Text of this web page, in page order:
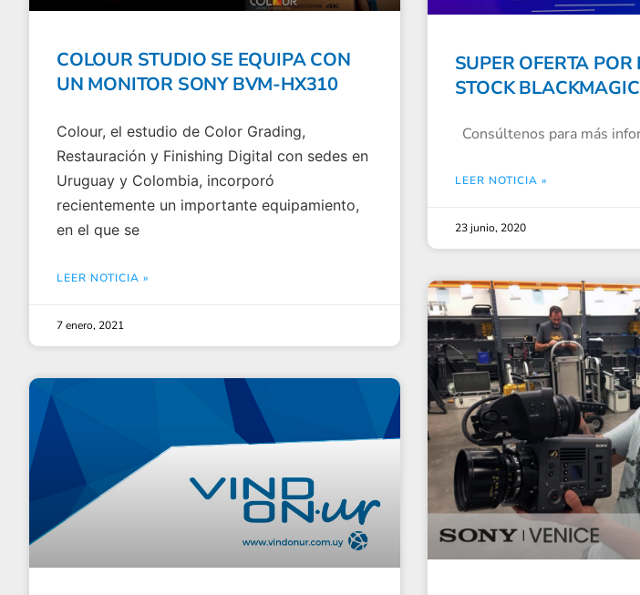
COLOUR STUDIO SE EQUIPA CON
UN MONITOR SONY BVM-HX310
Colour, el estudio de Color Grading,
Restauración y Finishing Digital con sedes en
Uruguay y Colombia, incorporó
recientemente un importante equipamiento,
en el que se
LEER NOTICIA »
7 enero, 2021
SUPER OFERTA
STOCK
Consúltenos para más
LEER NOTICIA »
23 junio, 2020